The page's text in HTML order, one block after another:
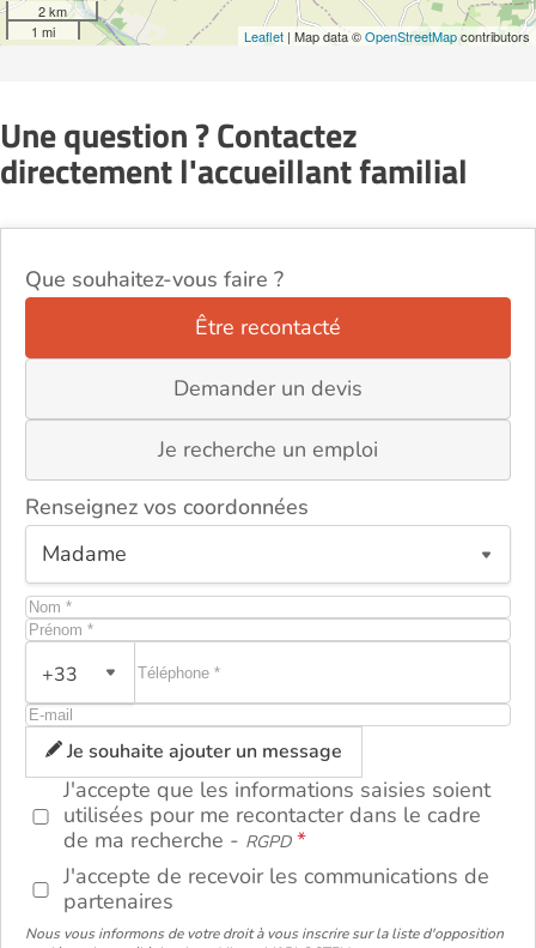
2 km
1 mi
Leaflet | Map data ©OpenStreetMapcontributors
Une question ? Contactez
directement l'accueillant familial
Que souhaitez-vous faire ?
Être recontacté
Demander un devis
Je recherche un emploi
Renseignez vos coordonnées
+33
Je souhaite ajouter un message
J'accepte que les informations saisies soient
utilisées pour me recontacter dans le cadre
de ma recherche - RGPD
J'accepte de recevoir les communications de
partenaires
Nous vous informons de votre droit à vous inscrire sur la liste d'opposition
ou